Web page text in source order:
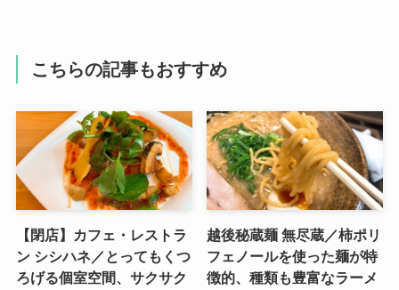
こちらの記事もおすすめ
【閉店】カフェ・レストラ
ン シシハネ／とってもくつ
ろげる個室空間、サクサク
越後秘蔵麺 無尽蔵／柿ポリ
フェノールを使った麺が特
徴的、種類も豊富なラーメ